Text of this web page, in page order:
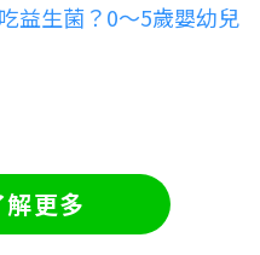
益生菌？0～5歲嬰幼兒
更多